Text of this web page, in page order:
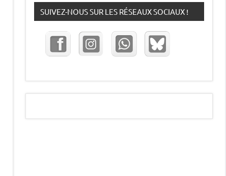
SUIVEZ-NOUS SUR LES RÉSEAUX SOCIAUX !